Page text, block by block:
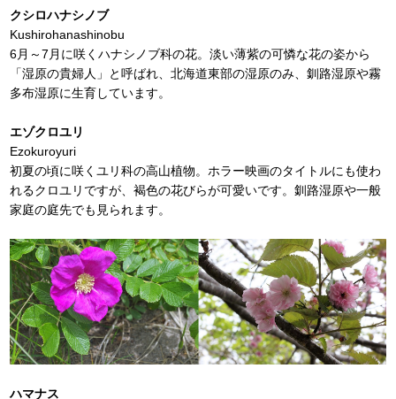
クシロハナシノブ
Kushirohanashinobu
6月～7月に咲くハナシノブ科の花。淡い薄紫の可憐な花の姿から
「湿原の貴婦人」と呼ばれ、北海道東部の湿原のみ、釧路湿原や霧
多布湿原に生育しています。
エゾクロユリ
Ezokuroyuri
初夏の頃に咲くユリ科の高山植物。ホラー映画のタイトルにも使わ
れるクロユリですが、褐色の花びらが可愛いです。釧路湿原や一般
家庭の庭先でも見られます。
ハマナス